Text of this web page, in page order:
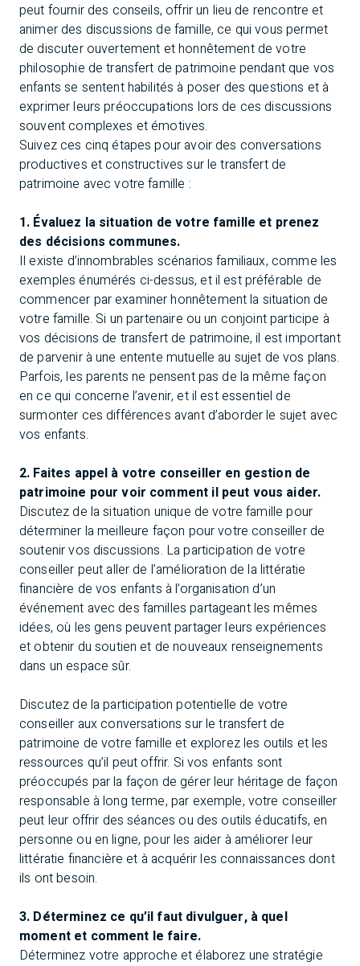
peut fournir des conseils, offrir un lieu de rencontre et
animer des discussions de famille, ce qui vous permet
de discuter ouvertement et honnêtement de votre
philosophie de transfert de patrimoine pendant que vos
enfants se sentent habilités à poser des questions et à
exprimer leurs préoccupations lors de ces discussions
souvent complexes et émotives.
Suivez ces cinq étapes pour avoir des conversations
productives et constructives sur le transfert de
patrimoine avec votre famille :
1. Évaluez la situation de votre famille et prenez
des décisions communes.
Il existe d’innombrables scénarios familiaux, comme les
exemples énumérés ci-dessus, et il est préférable de
commencer par examiner honnêtement la situation de
votre famille. Si un partenaire ou un conjoint participe à
vos décisions de transfert de patrimoine, il est important
de parvenir à une entente mutuelle au sujet de vos plans.
Parfois, les parents ne pensent pas de la même façon
en ce qui concerne l’avenir, et il est essentiel de
surmonter ces différences avant d’aborder le sujet avec
vos enfants.
2. Faites appel à votre conseiller en gestion de
patrimoine pour voir comment il peut vous aider.
Discutez de la situation unique de votre famille pour
déterminer la meilleure façon pour votre conseiller de
soutenir vos discussions. La participation de votre
conseiller peut aller de l’amélioration de la littératie
financière de vos enfants à l’organisation d’un
événement avec des familles partageant les mêmes
idées, où les gens peuvent partager leurs expériences
et obtenir du soutien et de nouveaux renseignements
dans un espace sûr.
Discutez de la participation potentielle de votre
conseiller aux conversations sur le transfert de
patrimoine de votre famille et explorez les outils et les
ressources qu’il peut offrir. Si vos enfants sont
préoccupés par la façon de gérer leur héritage de façon
responsable à long terme, par exemple, votre conseiller
peut leur offrir des séances ou des outils éducatifs, en
personne ou en ligne, pour les aider à améliorer leur
littératie financière et à acquérir les connaissances dont
ils ont besoin.
3. Déterminez ce qu’il faut divulguer, à quel
moment et comment le faire.
Déterminez votre approche et élaborez une stratégie